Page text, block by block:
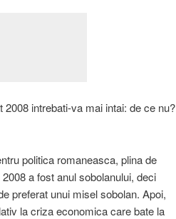
intrebati-va mai intai: de ce nu?
politica romaneasca, plina de
a fost anul sobolanului, deci
preferat unui misel sobolan. Apoi,
la criza economica care bate la